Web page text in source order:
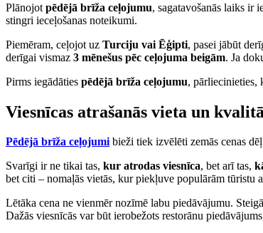
Plānojot pēdējā brīža ceļojumu, sagatavošanās laiks ir
stingri ieceļošanas noteikumi.
Piemēram, ceļojot uz Turciju vai Ēģipti, pasei jābūt
derīgai vismaz 3 mēnešus pēc ceļojuma beigām. Ja
Pirms iegādāties pēdējā brīža ceļojumu, pārliecinieties,
Viesnīcas atrašanās vieta un
Pēdējā brīža ceļojumibieži tiek izvēlēti zemās cenas
Svarīgi ir ne tikai tas, kur atrodas viesnīca, bet arī tas,
bet citi – nomaļās vietās, kur piekļuve populārām tūristu
Lētāka cena ne vienmēr nozīmē labu piedāvājumu.
Dažās viesnīcās var būt ierobežots restorānu